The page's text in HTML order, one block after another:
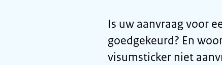
Is uw aanvraag voor
goedgekeurd? En
visumsticker niet